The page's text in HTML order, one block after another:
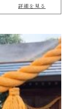
詳細を見る